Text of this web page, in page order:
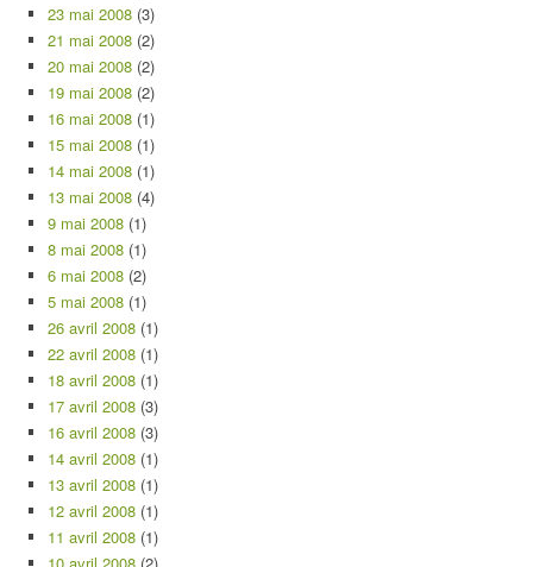
23 mai 2008 (3)
21 mai 2008 (2)
20 mai 2008 (2)
19 mai 2008 (2)
16 mai 2008 (1)
15 mai 2008 (1)
14 mai 2008 (1)
13 mai 2008 (4)
9 mai 2008 (1)
8 mai 2008 (1)
6 mai 2008 (2)
5 mai 2008 (1)
26 avril 2008 (1)
22 avril 2008 (1)
18 avril 2008 (1)
17 avril 2008 (3)
16 avril 2008 (3)
14 avril 2008 (1)
13 avril 2008 (1)
12 avril 2008 (1)
11 avril 2008 (1)